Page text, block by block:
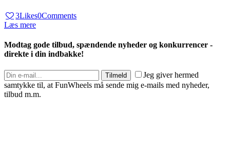
3Likes0Comments
Læs mere
Modtag gode tilbud, spændende nyheder og konkurrencer -
direkte i din indbakke!
Tilmeld
Jeg giver hermed
samtykke til, at FunWheels må sende mig e-mails med nyheder,
tilbud m.m.